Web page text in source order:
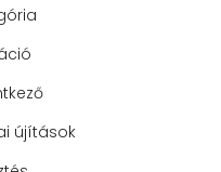
újítások